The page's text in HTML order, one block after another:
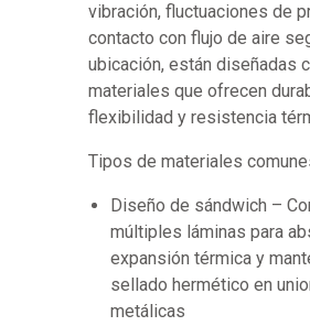
vibración, fluctuaciones de
contacto con flujo de aire
ubicación, están diseñadas
materiales que ofrecen
flexibilidad y resistencia
Tipos de materiales
Diseño de sándwich –
múltiples láminas para
expansión térmica y
sellado hermético en
metálicas